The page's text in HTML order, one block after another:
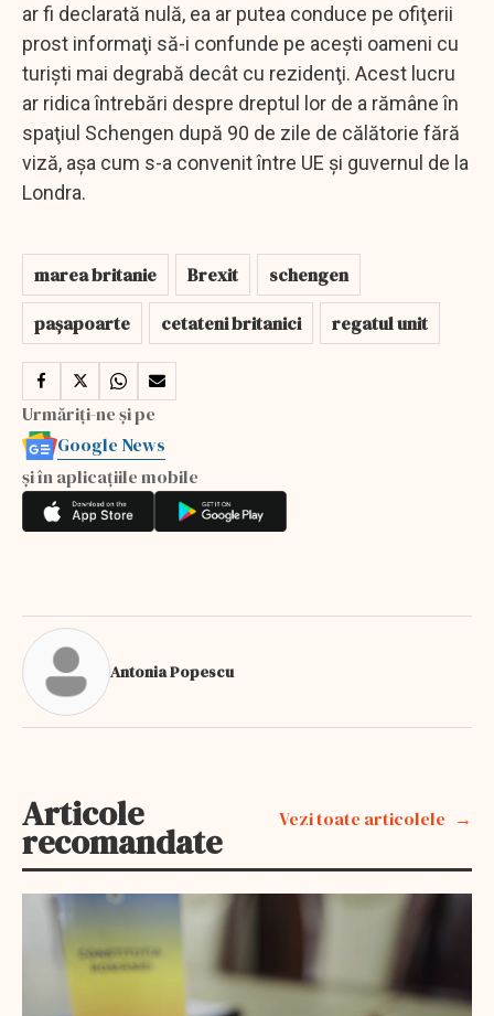
ar fi declarată nulă, ea ar putea conduce pe ofiţerii
prost informaţi să-i confunde pe aceşti oameni cu
turişti mai degrabă decât cu rezidenţi. Acest lucru
ar ridica întrebări despre dreptul lor de a rămâne în
spaţiul Schengen după 90 de zile de călătorie fără
viză, aşa cum s-a convenit între UE şi guvernul de la
Londra.
marea britanie Brexit
schengen
pașapoarte
cetateni britanici regatul unit
Urmăriți-ne și pe
Google News
și în aplicațiile mobile
Antonia Popescu
Articole
recomandate
Vezi toate articolele